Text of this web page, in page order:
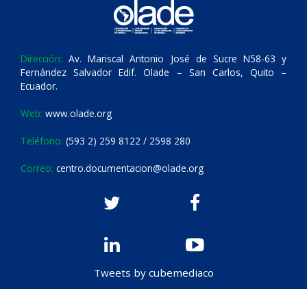
Dirección: Av. Mariscal Antonio José de Sucre N58-63 y
Fernández Salvador Edif. Olade – San Carlos, Quito –
Ecuador.
Web: www.olade.org
Teléfono: (593 2) 259 8122 / 2598 280
Correo: centro.documentacion@olade.org
Tweets by cubemediaco